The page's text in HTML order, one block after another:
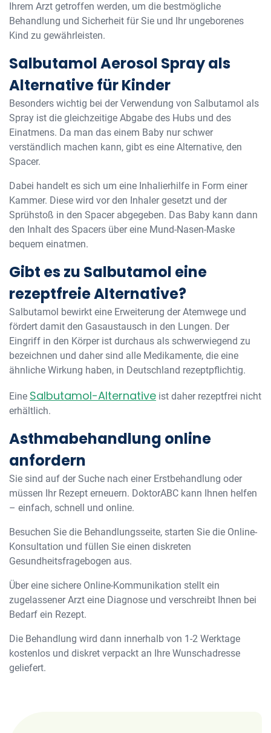
Ihrem Arzt getroffen werden, um die bestmögliche
Behandlung und Sicherheit für Sie und Ihr ungeborenes
Kind zu gewährleisten.
Salbutamol Aerosol Spray als
Alternative für Kinder
Besonders wichtig bei der Verwendung von Salbutamol als
Spray ist die gleichzeitige Abgabe des Hubs und des
Einatmens. Da man das einem Baby nur schwer
verständlich machen kann, gibt es eine Alternative, den
Spacer.
Dabei handelt es sich um eine Inhalierhilfe in Form einer
Kammer. Diese wird vor den Inhaler gesetzt und der
Sprühstoß in den Spacer abgegeben. Das Baby kann dann
den Inhalt des Spacers über eine Mund-Nasen-Maske
bequem einatmen.
Gibt es zu Salbutamol eine
rezeptfreie Alternative?
Salbutamol bewirkt eine Erweiterung der Atemwege und
fördert damit den Gasaustausch in den Lungen. Der
Eingriff in den Körper ist durchaus als schwerwiegend zu
bezeichnen und daher sind alle Medikamente, die eine
ähnliche Wirkung haben, in Deutschland rezeptpflichtig.
Eine Salbutamol-Alternative ist daher rezeptfrei nicht
erhältlich.
Asthmabehandlung online
anfordern
Sie sind auf der Suche nach einer Erstbehandlung oder
müssen Ihr Rezept erneuern. DoktorABC kann Ihnen helfen
– einfach, schnell und online.
Besuchen Sie die Behandlungsseite, starten Sie die Online-
Konsultation und füllen Sie einen diskreten
Gesundheitsfragebogen aus.
Über eine sichere Online-Kommunikation stellt ein
zugelassener Arzt eine Diagnose und verschreibt Ihnen bei
Bedarf ein Rezept.
Die Behandlung wird dann innerhalb von 1-2 Werktage
kostenlos und diskret verpackt an Ihre Wunschadresse
geliefert.